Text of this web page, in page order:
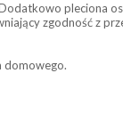
pleciona
zgodność z
domowego.